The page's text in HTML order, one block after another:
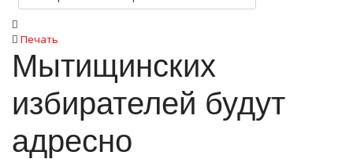
Печать
Мытищинских
избирателей будут
адресно